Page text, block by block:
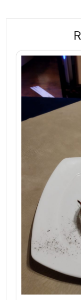
ョ